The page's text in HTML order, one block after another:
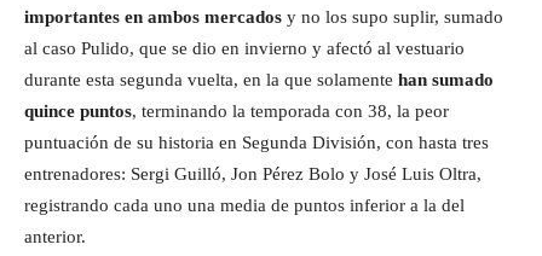
importantes en ambos mercados y no los supo suplir, sumado
al caso Pulido, que se dio en invierno y afectó al vestuario
durante esta segunda vuelta, en la que solamente han sumado
quince puntos, terminando la temporada con 38, la peor
puntuación de su historia en Segunda División, con hasta tres
entrenadores: Sergi Guilló, Jon Pérez Bolo y José Luis Oltra,
registrando cada uno una media de puntos inferior a la del
anterior.